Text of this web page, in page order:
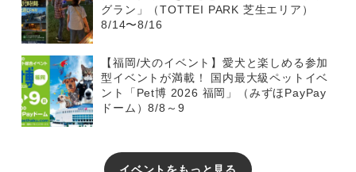
グラン」（TOTTEI PARK 芝生エリア）
8/14〜8/16
【福岡/犬のイベント】愛犬と楽しめる参加
型イベントが満載！ 国内最大級ペットイベ
ント「Pet博 2026 福岡」（みずほPayPay
ドーム）8/8～9